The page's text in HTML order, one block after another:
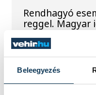
Beleegyezés
Rendhagyó
reggel. Magyar
a Hold
egyik Falcon–9
fokozata. A
szabad
szakemberek
figyelték az